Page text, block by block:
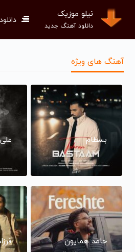
نیلو موزیک
دانلود آهنگ جدید
آهنگ های ویژه
بسطام
حامد همایون